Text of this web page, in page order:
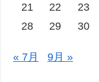
21
22 23
28
29 30
« 7月 9月 »